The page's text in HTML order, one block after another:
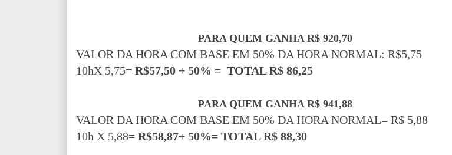
PARA QUEM GANHA R$ 920,70
VALOR DA HORA COM BASE EM 50% DA HORA NORMAL: R$5,75
10hX 5,75= R$57,50 + 50% = TOTAL R$ 86,25
PARA QUEM GANHA R$ 941,88
VALOR DA HORA COM BASE EM 50% DA HORA NORMAL= R$ 5,88
10h X 5,88= R$58,87+ 50%= TOTAL R$ 88,30